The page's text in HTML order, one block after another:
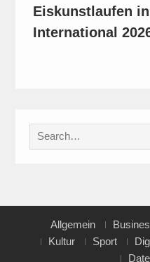
Eiskunstlaufen
International
Search
for:
Allgemein
Kultur
Sport